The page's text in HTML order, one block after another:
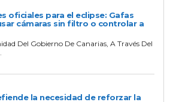
oficiales para el eclipse: Gafas
cámaras sin filtro o controlar a
Del Gobierno De Canarias, A Través Del
la necesidad de reforzar la